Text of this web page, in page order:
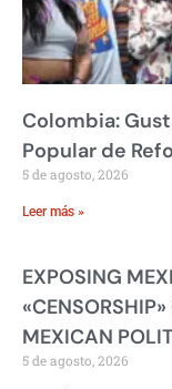
Colombia:
Popular de
5 de agosto, 2026
Leer más »
EXPOSING
MEXICAN
5 de agosto, 2026